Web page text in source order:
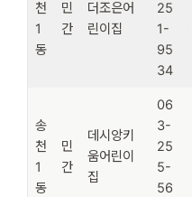
천
1
동
민
간
더조은어
린이집
25
1-
95
34
송
천
1
동
민
간
데시앙키
움어린이
집
06
3-
25
5-
56